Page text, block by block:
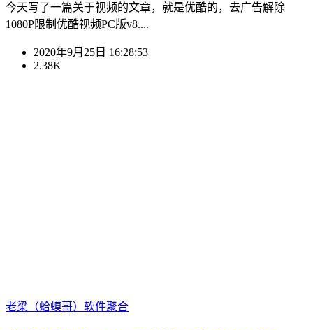
今天写了一篇关于视频的文章，就是优酷的，去广告解除
1080P限制优酷视频PC版v8....
2020年9月25日 16:28:53
2.38K
老梁（蛤蟆哥） 软件聚合